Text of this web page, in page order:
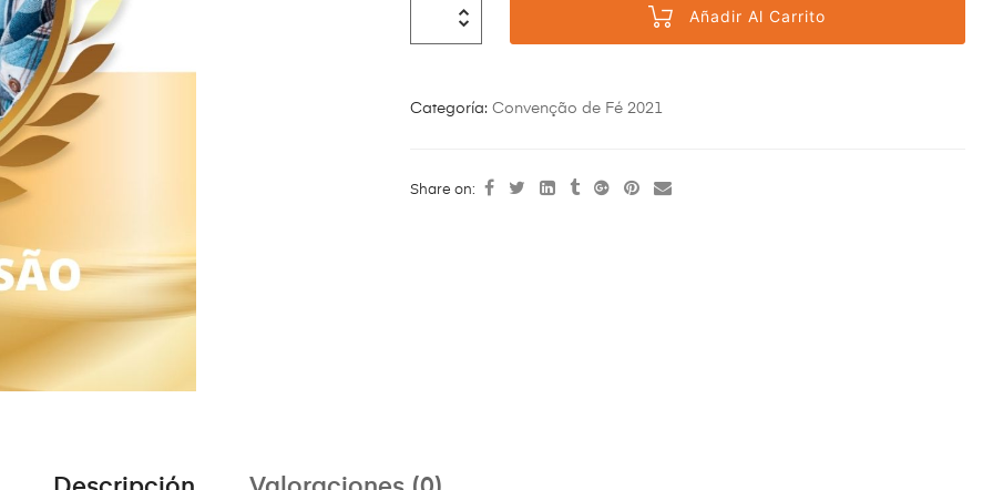
Añadir Al Carrito
Categoría: Convenção de Fé 2021
Share on: